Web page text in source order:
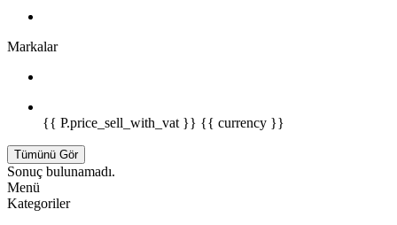
Markalar
{{ P.price_sell_with_vat }} {{ currency }}
Tümünü Gör
Sonuç bulunamadı.
Menü
Kategoriler